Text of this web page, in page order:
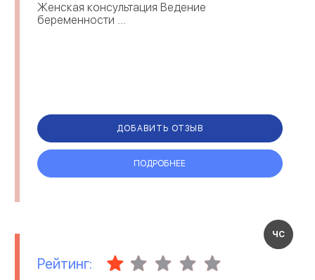
Женская консультация Ведение
беременности ...
ДОБАВИТЬ ОТЗЫВ
ПОДРОБНЕЕ
ЧС
Рейтинг: